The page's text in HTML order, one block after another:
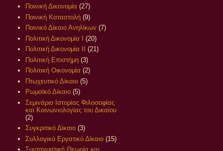
Ποινική Δικονομία (27)
Ποινική Καταστολή (9)
Ποινικό Δίκαιο Ανηλίκων (7)
Πολιτική Δικονομία Ι
(20)
Πολιτική Δικονομία ΙΙ
(21)
Πολιτική Επιστήμη (3)
Πολιτική Οικονομία (2)
Πτωχευτικό Δίκαιο (5)
Ρωμαϊκό Δίκαιο (5)
Σεμινάριο Ιστορίας Φιλοσοφίας
και Κοινωνιολογίας του Δικαίου
(2)
Συγκριτικό Δίκαιο (3)
Συλλογικό Εργατικό Δίκαιο (15)
Συνταγματική Θεωρία και